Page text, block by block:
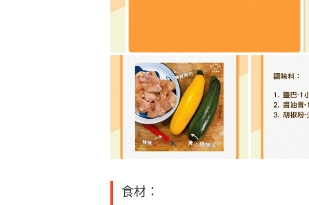
食材：